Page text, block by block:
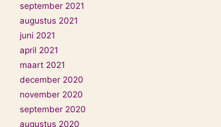
september 2021
augustus 2021
juni 2021
april 2021
maart 2021
december 2020
november 2020
september 2020
augustus 2020